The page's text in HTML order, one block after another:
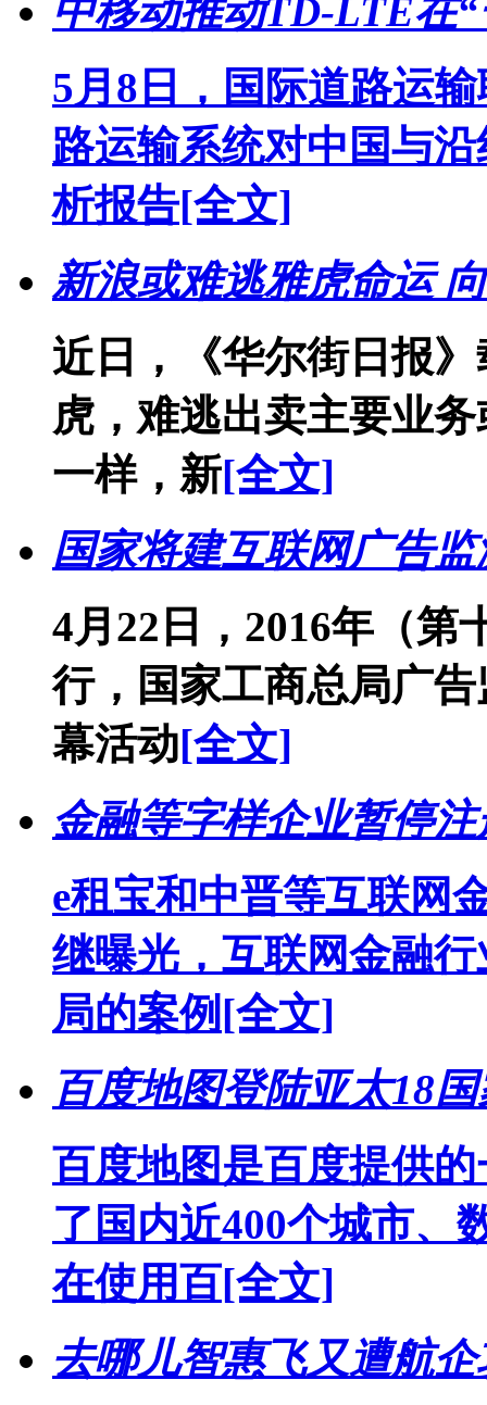
中移动推动TD-LTE在
5月8日，国际道路运
路运输系统对中国与
析报告[全文]
新浪或难逃雅虎命运
近日，《华尔街日报
虎，难逃出卖主要业
一样，新[全文]
国家将建互联网广告
4月22日，2016年（第
行，国家工商总局广
幕活动[全文]
金融等字样企业暂停
e租宝和中晋等互联网
继曝光，互联网金融
局的案例 [全文]
百度地图登陆亚太18
百度地图是百度提供
了国内近400个城市、
在使用百[全文]
去哪儿智惠飞又遭航